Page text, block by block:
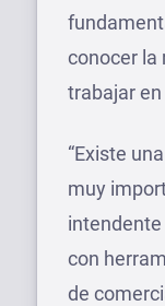
conocer la
trabajar
“Existe
muy
con
de